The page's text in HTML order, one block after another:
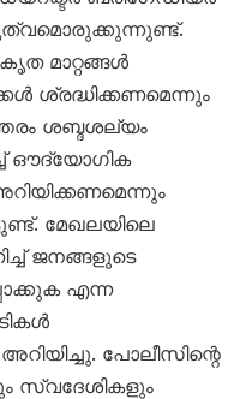
മാറ്റങ്ങൾ
ശ്രദ്ധിക്കണമെന്നും
ശബ്ദശല്യം
ഔദ്യോഗിക
മേഖലയിലെ
ജനങ്ങളുടെ
എന്ന
പോലീസിന്റെ
സ്വദേശികളും